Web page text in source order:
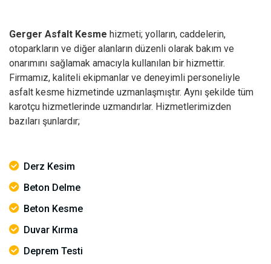
Gerger Asfalt Kesme hizmeti; yolların, caddelerin,
otoparkların ve diğer alanların düzenli olarak bakım ve
onarımını sağlamak amacıyla kullanılan bir hizmettir.
Firmamız, kaliteli ekipmanlar ve deneyimli personeliyle
asfalt kesme hizmetinde uzmanlaşmıştır. Aynı şekilde tüm
karotçu hizmetlerinde uzmandırlar. Hizmetlerimizden
bazıları şunlardır;
Derz Kesim
Beton Delme
Beton Kesme
Duvar Kırma
Deprem Testi